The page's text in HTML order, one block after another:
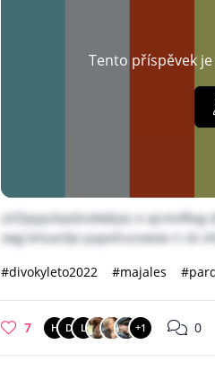
Tento příspěvek
ulrfjayyuhpdzvdwbjxz e ajcmvfkvg
zwg krtuxcfpi payvilrunoeiw ri cb
#divokyleto2022
#majales
7 H D L +1 0